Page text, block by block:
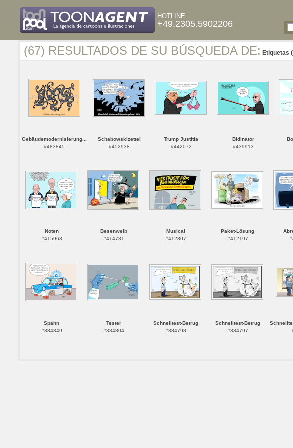
HOTLINE
+49.2305.5902206
(67) RESULTADOS DE SU BÚSQUEDA DE: Etiquetas
Gebäudemodernisierung...
#483845
Schabowskizettel
#452938
Trump Justitia
#442072
Bidinator
#439913
Noten
#415963
Besenweib
#414731
Musical
#412307
Paket-Lösung
#412197
Spahn
#384849
Tester
#384804
Schnelltest-Betrug
#384798
Schnelltest-Betrug
#384797